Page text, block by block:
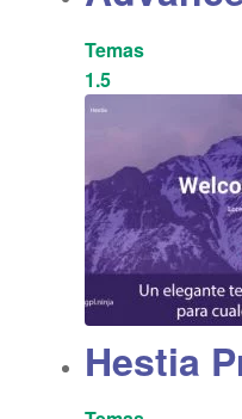
Temas
1.5
Hestia